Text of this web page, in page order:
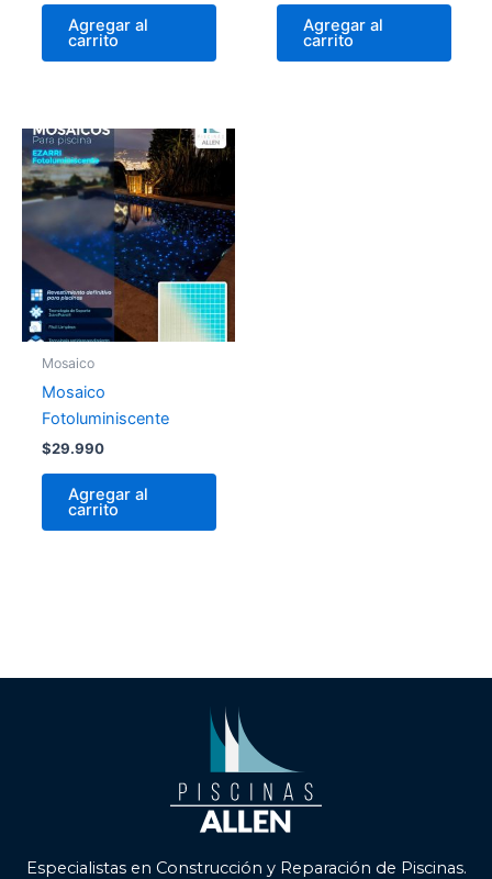
Agregar al
carrito
Agregar al
carrito
Mosaico
Mosaico
Fotoluminiscente
$29.990
Agregar al
carrito
Especialistas en Construcción y Reparación de Piscinas.